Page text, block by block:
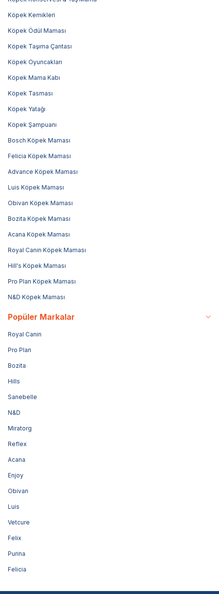
Köpek Kemikleri
Köpek Ödül Maması
Köpek Taşıma Çantası
Köpek Oyuncakları
Köpek Mama Kabı
Köpek Tasması
Köpek Yatağı
Köpek Şampuanı
Bosch Köpek Maması
Felicia Köpek Maması
Advance Köpek Maması
Luis Köpek Maması
Obivan Köpek Maması
Bozita Köpek Maması
Acana Köpek Maması
Royal Canin Köpek Maması
Hill's Köpek Maması
Pro Plan Köpek Maması
N&D Köpek Maması
Popüler Markalar
Royal Canin
Pro Plan
Bozita
Hills
Sanebelle
N&D
Miratorg
Reflex
Acana
Enjoy
Obivan
Luis
Vetcure
Felix
Purina
Felicia